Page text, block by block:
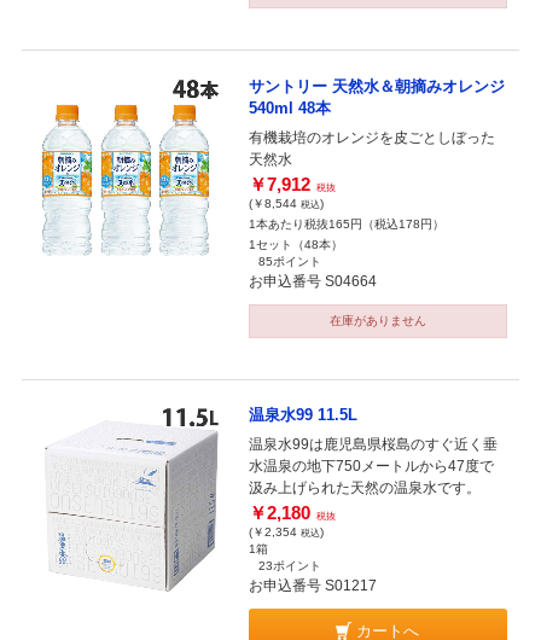
サントリー 天然水＆朝摘みオレンジ
540ml 48本
有機栽培のオレンジを皮ごとしぼった
天然水
￥7,912 税抜
(￥8,544 税込)
1本あたり税抜165円（税込178円）
1セット（48本）
85ポイント
お申込番号 S04664
在庫がありません
温泉水99 11.5L
温泉水99は鹿児島県桜島のすぐ近く垂
水温泉の地下750メートルから47度で
汲み上げられた天然の温泉水です。
￥2,180 税抜
(￥2,354 税込)
1箱
23ポイント
お申込番号 S01217
カートへ